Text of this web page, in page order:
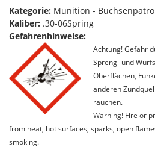
Kategorie: Munition -
Kaliber: .30-06Spring
Gefahrenhinweise:
Achtung! Gefahr
Spreng- und
Oberflächen,
anderen
rauchen.
Warning! Fire or
from heat, hot surfaces, sparks, open
smoking.